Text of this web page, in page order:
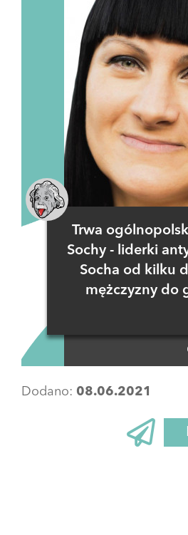
Trwa
Sochy - liderki
Socha od kilku
mężczyzny do
Dodano: 08.06.2021